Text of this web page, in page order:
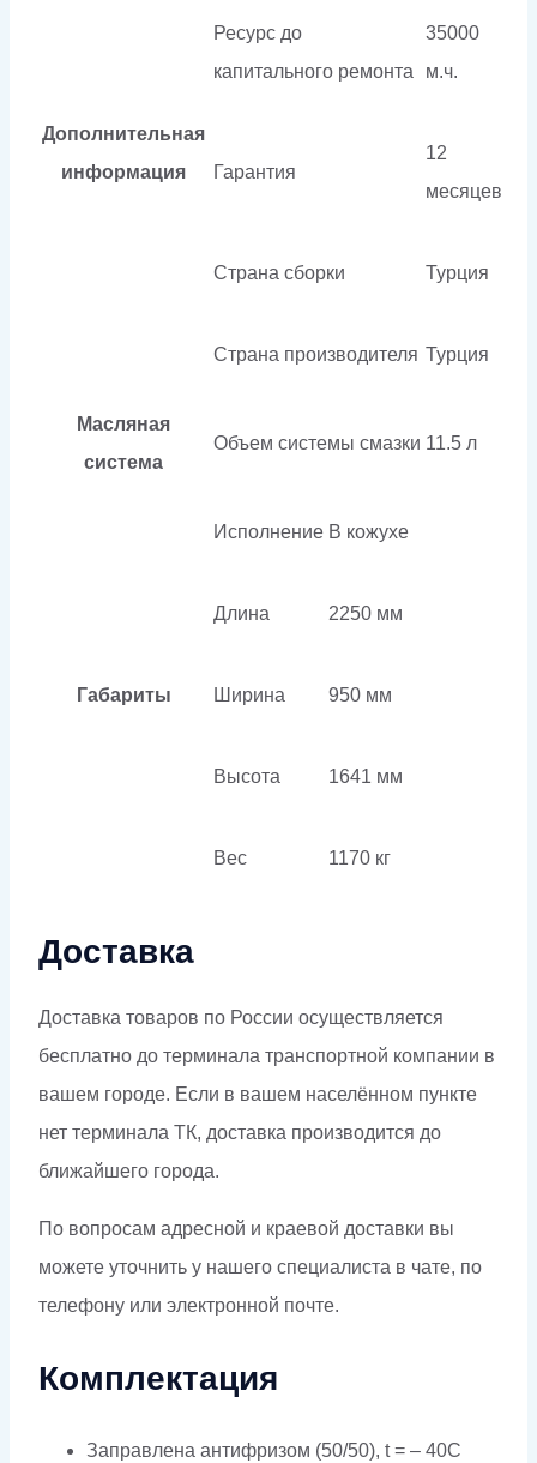
Дополнительная
информация
Ресурс до
капитального ремонта
35000
м.ч.
Гарантия
12
месяцев
Страна сборки Турция
Страна производителя Турция
Масляная
система
Объем системы смазки 11.5 л
Габариты
Исполнение В кожухе
Длина 2250 мм
Ширина 950 мм
Высота 1641 мм
Вес 1170 кг
Доставка
Доставка товаров по России осуществляется
бесплатно до терминала транспортной компании в
вашем городе. Если в вашем населённом пункте
нет терминала ТК, доставка производится до
ближайшего города.
По вопросам адресной и краевой доставки вы
можете уточнить у нашего специалиста в чате, по
телефону или электронной почте.
Комплектация
Заправлена антифризом (50/50), t = – 40C